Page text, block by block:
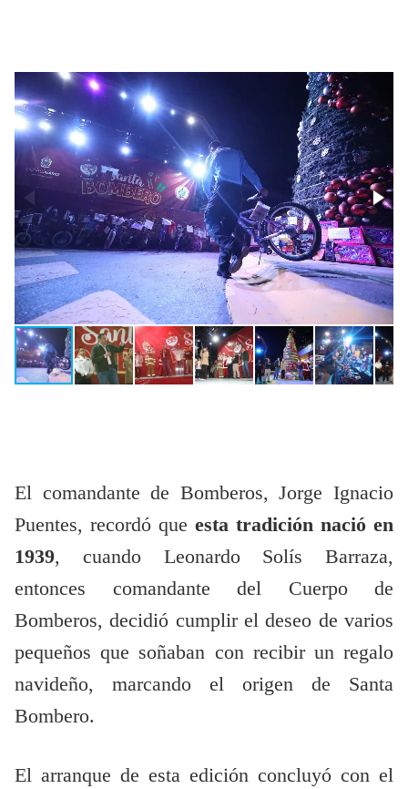
El comandante de Bomberos, Jorge Ignacio
Puentes, recordó que esta tradición nació en
1939, cuando Leonardo Solís Barraza,
entonces comandante del Cuerpo de
Bomberos, decidió cumplir el deseo de varios
pequeños que soñaban con recibir un regalo
navideño, marcando el origen de Santa
Bombero.
El arranque de esta edición concluyó con el